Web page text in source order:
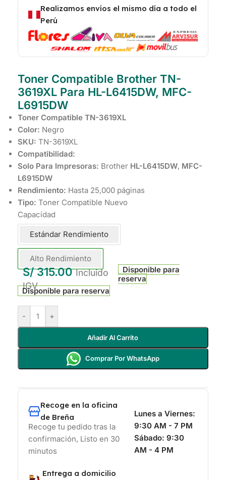
Realizamos envíos el mismo día a todo el
Perú
Toner Compatible Brother TN-
3619XL Para HL-L6415DW, MFC-
L6915DW
Toner Compatible TN-3619XL
Color: Negro
SKU: TN-3619XL
Compatibilidad:
Solo Para Impresoras: Brother HL-L6415DW, MFC-
L6915DW
Rendimiento: Hasta 25,000 páginas
Tipo: Toner Compatible Nuevo
Capacidad
Estándar Rendimiento
Alto Rendimiento
S/315.00 Incluido
IGV
Disponible para
reserva
Disponible para reserva
- +
Añadir Al Carrito
Comprar Por WhatsApp
Recoge en la oficina
de Breña
Recoge tu pedido tras la
confirmación, Listo en 30
minutos
Lunes a Viernes:
9:30 AM - 7 PM
Sábado: 9:30
AM - 4 PM
Entrega a domicilio